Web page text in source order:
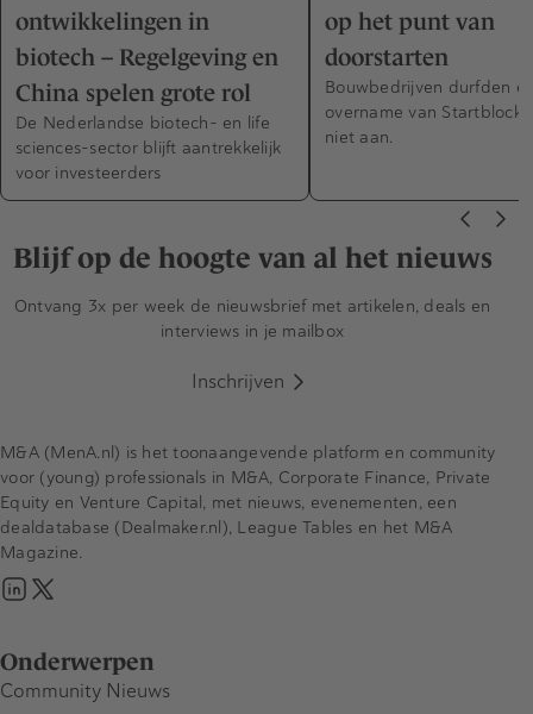
ontwikkelingen in
biotech – Regelgeving en
China spelen grote rol
De Nederlandse biotech- en life
sciences-sector blijft aantrekkelijk
voor investeerders
op het punt van
doorstarten
Bouwbedrijven durfden
overname van Startblock
niet aan.
Blijf op de hoogte van al het nieuws
Ontvang 3x per week de nieuwsbrief met artikelen, deals en
interviews in je mailbox
Inschrijven
Onderwerpen
Community Nieuws
M&A (MenA.nl) is het toonaangevende platform en community
voor (young) professionals in M&A, Corporate Finance, Private
Equity en Venture Capital, met nieuws, evenementen, een
dealdatabase (Dealmaker.nl), League Tables en het M&A
Magazine.